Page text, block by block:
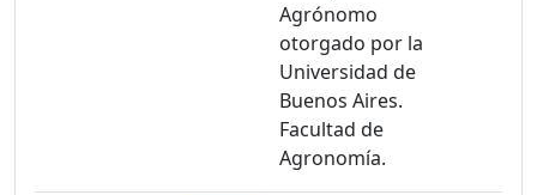
Agrónomo
otorgado por la
Universidad de
Buenos Aires.
Facultad de
Agronomía.